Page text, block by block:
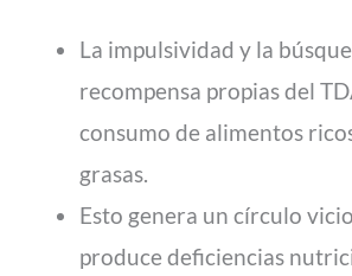
La impulsividad y la
recompensa propias del
consumo de alimentos
grasas.
Esto genera un círculo
produce deficiencias